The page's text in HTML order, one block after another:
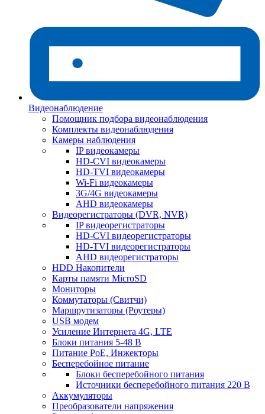
Видеонаблюдение
Помощник подбора видеонаблюдения
Комплекты видеонаблюдения
Камеры наблюдения
IP видеокамеры
HD-CVI видеокамеры
HD-TVI видеокамеры
Wi-Fi видеокамеры
3G/4G видеокамеры
AHD видеокамеры
Видеорегистраторы (DVR, NVR)
IP видеорегистраторы
HD-CVI видеорегистраторы
HD-TVI видеорегистраторы
AHD видеорегистраторы
HDD Накопители
Карты памяти MicroSD
Мониторы
Коммутаторы (Свитчи)
Маршрутизаторы (Роутеры)
USB модем
Усиление Интернета 4G, LTE
Блоки питания 5-48 В
Питание PoE, Инжекторы
Бесперебойное питание
Блоки бесперебойного питания
Источники бесперебойного питания 220 В
Аккумуляторы
Преобразователи напряжения